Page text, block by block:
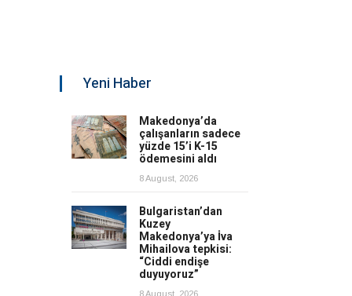
Yeni Haber
Makedonya’da
çalışanların sadece
yüzde 15’i K-15
ödemesini aldı
8 August, 2026
Bulgaristan’dan
Kuzey
Makedonya’ya İva
Mihailova tepkisi:
“Ciddi endişe
duyuyoruz”
8 August, 2026